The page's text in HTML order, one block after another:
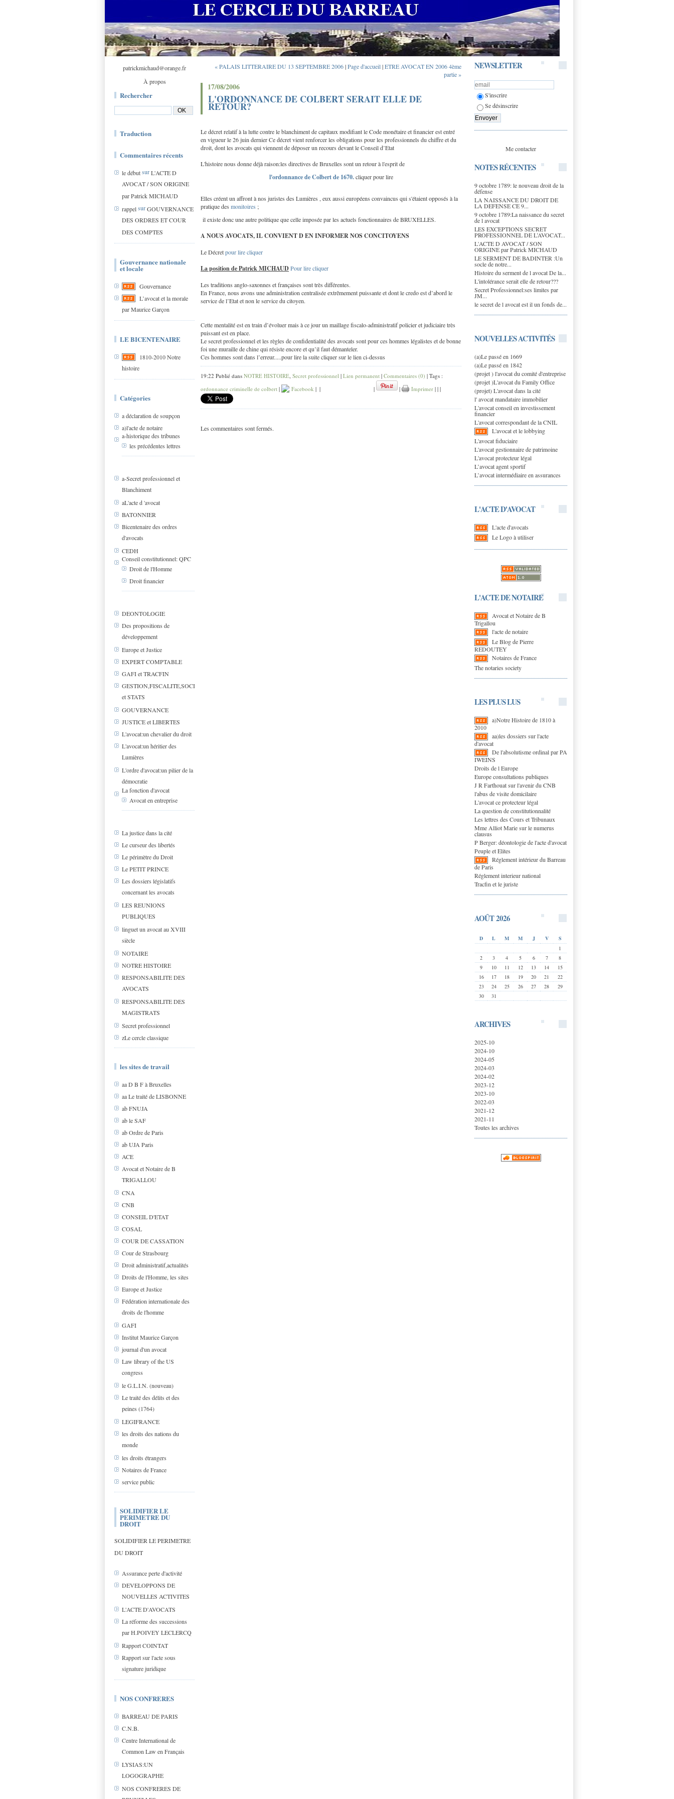
patrickmichaud@orange.fr
À propos
Rechercher
Traduction
Commentaires récents
le débutsurL'ACTE D
AVOCAT / SON ORIGINE
par Patrick MICHAUD
rappelsurGOUVERNANCE
DES ORDRES ET COUR
DES COMPTES
Gouvernance nationale
et locale
Gouvernance
L’avocat et la morale
par Maurice Garçon
LE BICENTENAIRE
1810-2010 Notre
histoire
Catégories
a déclaration de soupçon
a)l'acte de notaire
a-historique des tribunes
les précédentes lettres
a-Secret professionnel et
Blanchiment
aL'acte d 'avocat
BATONNIER
Bicentenaire des ordres
d'avocats
CEDH
Conseil constitutionnel: QPC
Droit de l'Homme
Droit financier
DEONTOLOGIE
Des propositions de
développement
Europe et Justice
EXPERT COMPTABLE
GAFI et TRACFIN
GESTION,FISCALITE,SOCIAL
et STATS
GOUVERNANCE
JUSTICE et LIBERTES
L'avocat:un chevalier du droit
L'avocat:un héritier des
Lumières
L'ordre d'avocat:un pilier de la
démocratie
La fonction d'avocat
Avocat en entreprise
La justice dans la cité
Le curseur des libertés
Le périmètre du Droit
Le PETIT PRINCE
Les dossiers législatifs
concernant les avocats
LES REUNIONS
PUBLIQUES
linguet un avocat au XVIII
siècle
NOTAIRE
NOTRE HISTOIRE
RESPONSABILITE DES
AVOCATS
RESPONSABILITE DES
MAGISTRATS
Secret professionnel
zLe cercle classique
les sites de travail
aa D B F à Bruxelles
aa Le traité de LISBONNE
ab FNUJA
ab le SAF
ab Ordre de Paris
ab UJA Paris
ACE
Avocat et Notaire de B
TRIGALLOU
CNA
CNB
CONSEIL D'ETAT
COSAL
COUR DE CASSATION
Cour de Strasbourg
Droit administratif,actualités
Droits de l'Homme, les sites
Europe et Justice
Fédération internationale des
droits de l'homme
GAFI
Institut Maurice Garçon
journal d'un avocat
Law library of the US
congress
le G.L.I.N. (nouveau)
Le traité des délits et des
peines (1764)
LEGIFRANCE
les droits des nations du
monde
les droits étrangers
Notaires de France
service public
SOLIDIFIER LE
PERIMETRE DU
DROIT
SOLIDIFIER LE PERIMETRE
DU DROIT
Assurance perte d'activité
DEVELOPPONS DE
NOUVELLES ACTIVITES
L'ACTE D'AVOCATS
La réforme des successions
par H.POIVEY LECLERCQ
Rapport COINTAT
Rapport sur l'acte sous
signature juridique
NOS CONFRERES
BARREAU DE PARIS
C.N.B.
Centre International de
Common Law en Français
LYSIAS:UN
LOGOGRAPHE
NOS CONFRERES DE
NEWSLETTER
S'inscrire
Se désinscrire
Me contacter
NOTES RÉCENTES
9 octobre 1789: le nouveau droit de la
défense
LA NAISSANCE DU DROIT DE
LA DEFENSE CE 9...
9 octobre 1789:La naissance du secret
de l avocat
LES EXCEPTIONS SECRET
PROFESSIONNEL DE L’AVOCAT...
L'ACTE D AVOCAT / SON
ORIGINE par Patrick MICHAUD
LE SERMENT DE BADINTER :Un
socle de notre...
Histoire du serment de l avocat De la...
L'intolérance serait elle de retour???
Secret Professionnel:ses limites par
JM...
le secret de l avocat est il un fonds de...
NOUVELLES ACTIVITÉS
(a)Le passé en 1669
(a)Le passé en 1842
(projet ) l'avocat du comité d'entreprise
(projet )L'avocat du Family Office
(projet) L'avocat dans la cité
l' avocat mandataire immobilier
L'avocat conseil en investissement
financier
L'avocat correspondant de la CNIL
L'avocat et le lobbying
L'avocat fiduciaire
L'avocat gestionnaire de patrimoine
L'avocat protecteur légal
L’avocat agent sportif
L’avocat intermédiaire en assurances
L'ACTE D'AVOCAT
L'acte d'avocats
Le Logo à utiliser
L'ACTE DE NOTAIRE
Avocat et Notaire de B
Trigallou
l'acte de notaire
Le Blog de Pierre
REDOUTEY
Notaires de France
The notaries society
LES PLUS LUS
a)Notre Histoire de 1810 à
2010
aa)les dossiers sur l'acte
d'avocat
De l'absolutisme ordinal par PA
IWEINS
Droits de l Europe
Europe consultations publiques
J R Farthouat sur l'avenir du CNB
l'abus de visite domicilaire
L'avocat ce protecteur légal
La question de constitutionnalité
Les lettres des Cours et Tribunaux
Mme Alliot Marie sur le numerus
clausus
P Berger: déontologie de l'acte d'avocat
Peuple et Elites
Réglement intérieur du Barreau
de Paris
Réglement interieur national
Tracfin et le juriste
AOÛT 2026
D L M M J V
S
1
2
3 4 5 6 7
8
9
10 11 12 13 14
15
16
17 18 19 20 21
22
23
24 25 26 27 28
29
30
31
ARCHIVES
2025-10
2024-10
2024-05
2024-03
2024-02
2023-12
2023-10
2022-03
2021-12
2021-11
Toutes les archives
« PALAIS LITTERAIRE DU 13 SEPTEMBRE 2006|Page d'accueil|ETRE AVOCAT EN 2006 4ème
partie »
17/08/2006
L'ORDONNANCE DE COLBERT SERAIT ELLE DE
RETOUR?
Le décret relatif à la lutte contre le blanchiment de capitaux modifiant le Code monétaire et financier est entré
en vigueur le 26 juin dernier Ce décret vient renforcer les obligations pour les professionnels du chiffre et du
droit, dont les avocats qui viennent de déposer un recours devant le Conseil d’Etat
L'histoire nous donne déjà raison:les directives de Bruxelles sont un retour à l'esprit de
l'ordonnance de Colbert de 1670.cliquer pour lire
Elles créent un affront à nos juristes des Lumières , eux aussi européens convaincus qui s'étaient opposés à la
pratique des monitoires ;
il existe donc une autre politique que celle imposée par les actuels fonctionnaires de BRUXELLES.
A NOUS AVOCATS, IL CONVIENT D EN INFORMER NOS CONCITOYENS
Le Décretpour lire cliquer
La position de Patrick MICHAUDPour lire cliquer
Les traditions anglo-saxonnes et françaises sont très différentes.
En France, nous avons une administration centralisée extrêmement puissante et dont le credo est d’abord le
service de l’Etat et non le service du citoyen.
Cette mentalité est en train d’évoluer mais à ce jour un maillage fiscalo-administratif policier et judiciaire très
puissant est en place.
Le secret professionnel et les règles de confidentialité des avocats sont pour ces hommes légalistes et de bonne
foi une muraille de chine qui résiste encore et qu’il faut démanteler.
Ces hommes sont dans l’erreur.....pour lire la suite cliquer sur le lien ci-dessus
19:22 Publié dans NOTRE HISTOIRE, Secret professionnel | Lien permanent | Commentaires (0) | Tags :
ordonnance criminelle de colbert | Facebook | | | | Imprimer | | |
Les commentaires sont fermés.